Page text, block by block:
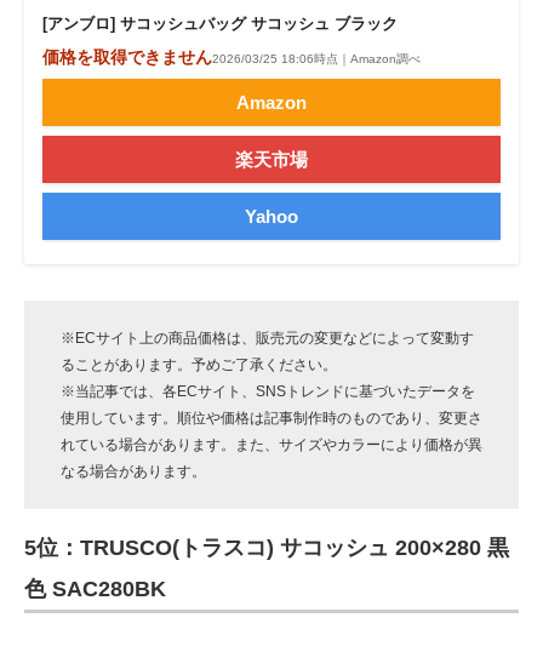
[アンブロ] サコッシュバッグ サコッシュ ブラック
価格を取得できません2026/03/25 18:06時点｜Amazon調べ
Amazon
楽天市場
Yahoo
※ECサイト上の商品価格は、販売元の変更などによって変動す
ることがあります。予めご了承ください。
※当記事では、各ECサイト、SNSトレンドに基づいたデータを
使用しています。順位や価格は記事制作時のものであり、変更さ
れている場合があります。また、サイズやカラーにより価格が異
なる場合があります。
5位：TRUSCO(トラスコ) サコッシュ 200×280 黒
色 SAC280BK